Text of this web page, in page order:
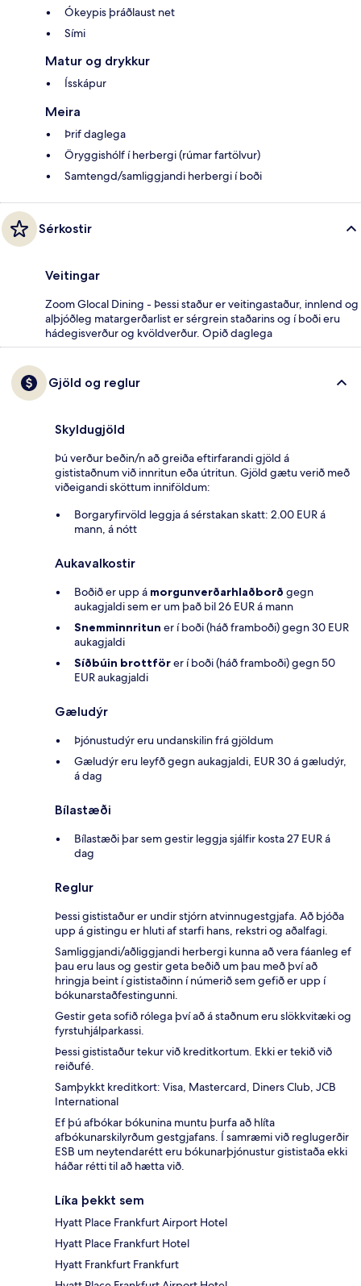
Ókeypis þráðlaust net
Sími
Matur og drykkur
Ísskápur
Meira
Þrif daglega
Öryggishólf í herbergi (rúmar fartölvur)
Samtengd/samliggjandi herbergi í boði
Sérkostir
Veitingar
Zoom Glocal Dining - Þessi staður er veitingastaður, innlend og
alþjóðleg matargerðarlist er sérgrein staðarins og í boði eru
hádegisverður og kvöldverður. Opið daglega
Gjöld og reglur
Skyldugjöld
Þú verður beðin/n að greiða eftirfarandi gjöld á
gististaðnum við innritun eða útritun. Gjöld gætu verið með
viðeigandi sköttum inniföldum:
Borgaryfirvöld leggja á sérstakan skatt: 2.00 EUR á
mann, á nótt
Aukavalkostir
Boðið er upp á morgunverðarhlaðborð gegn
aukagjaldi sem er um það bil 26 EUR á mann
Snemminnritun er í boði (háð framboði) gegn 30 EUR
aukagjaldi
Síðbúin brottförer í boði (háð framboði) gegn 50
EUR aukagjaldi
Gæludýr
Þjónustudýr eru undanskilin frá gjöldum
Gæludýr eru leyfð gegn aukagjaldi, EUR 30 á gæludýr,
á dag
Bílastæði
Bílastæði þar sem gestir leggja sjálfir kosta 27 EUR á
dag
Reglur
Þessi gististaður er undir stjórn atvinnugestgjafa. Að bjóða
upp á gistingu er hluti af starfi hans, rekstri og aðalfagi.
Samliggjandi/aðliggjandi herbergi kunna að vera fáanleg ef
þau eru laus og gestir geta beðið um þau með því að
hringja beint í gististaðinn í númerið sem gefið er upp í
bókunarstaðfestingunni.
Gestir geta sofið rólega því að á staðnum eru slökkvitæki og
fyrstuhjálparkassi.
Þessi gististaður tekur við kreditkortum. Ekki er tekið við
reiðufé.
Samþykkt kreditkort: Visa, Mastercard, Diners Club, JCB
International
Ef þú afbókar bókunina muntu þurfa að hlíta
afbókunarskilyrðum gestgjafans. Í samræmi við reglugerðir
ESB um neytendarétt eru bókunarþjónustur gististaða ekki
háðar rétti til að hætta við.
Líka þekkt sem
Hyatt Place Frankfurt Airport Hotel
Hyatt Place Frankfurt Hotel
Hyatt Frankfurt Frankfurt